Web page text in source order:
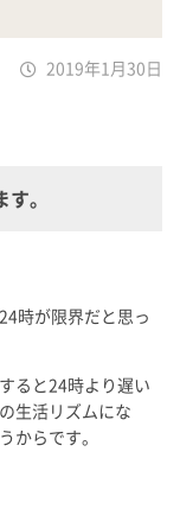
2019年1月30日
。
時が限界だと思っ
ると24時より遅い
生活リズムにな
からです。